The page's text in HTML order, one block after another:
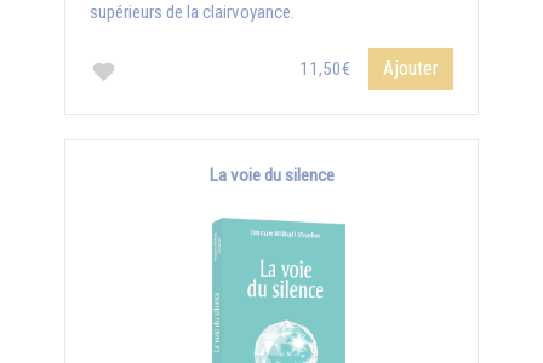
supérieurs de la clairvoyance.
11,50€ Ajouter
La voie du silence